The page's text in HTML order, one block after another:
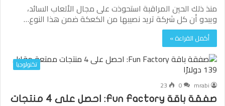
منذ ذلك الحين المراقبة استحوذت على مجال الألعاب السائد،
ويبدو أن كل شركة تريد نصيبها من الكعكة ضمن هذا النوع…
أكمل القراءة »
تكنولوجيا
mrabi
0
23
صفقة باقة Fun Factory: احصل على 4 منتجات